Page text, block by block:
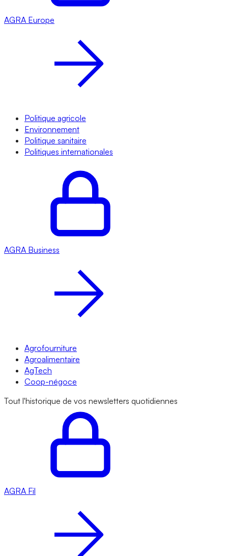
AGRA Europe
Politique agricole
Environnement
Politique sanitaire
Politiques internationales
AGRA Business
Agrofourniture
Agroalimentaire
AgTech
Coop-négoce
Tout l'historique de vos newsletters quotidiennes
AGRA Fil